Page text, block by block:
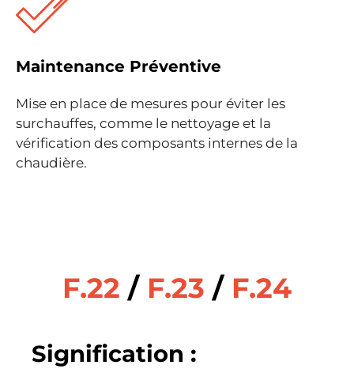
Maintenance Préventive
Mise en place de mesures pour éviter les
surchauffes, comme le nettoyage et la
vérification des composants internes de la
chaudière.
F.22 / F.23 / F.24
Signification :